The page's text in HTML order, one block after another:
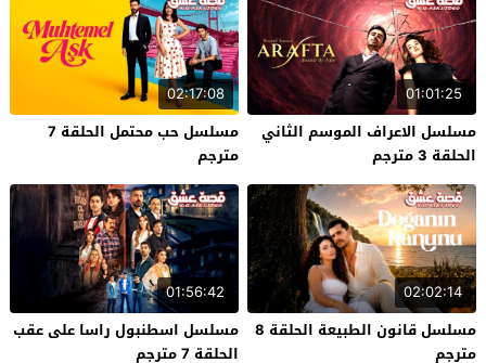
01:01:25
مسلسل الاعراف الموسم الثاني
الحلقة 3 مترجم
02:17:08
مسلسل حب محتمل الحلقة 7
مترجم
02:02:14
مسلسل قانون الطبيعة الحلقة 8
مترجم
01:56:42
مسلسل اسطنبول راسا على عقب
الحلقة 7 مترجم